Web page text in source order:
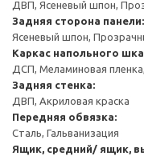
ДВП, Ясеневый шпон,
Задняя сторона панели:
Ясеневый шпон,
Каркас напольного
ДСП, Меламиновая
Задняя стенка:
ДВП, Акриловая краска
Передняя обвязка:
Сталь, Гальванизация
Ящик, средний/ ящик,